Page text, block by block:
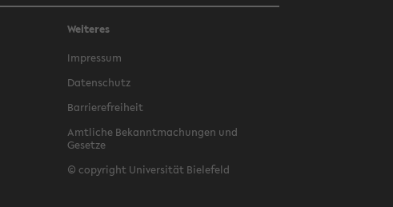
Weiteres
Impressum
Datenschutz
Barrierefreiheit
Amtliche Bekanntmachungen und
Gesetze
© copyright Universität Bielefeld